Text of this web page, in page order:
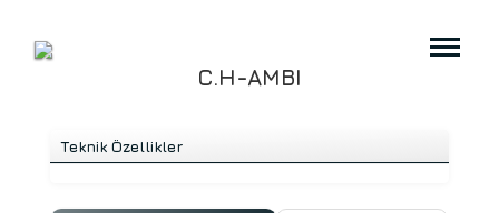
C.H-AMBI
Teknik Özellikler